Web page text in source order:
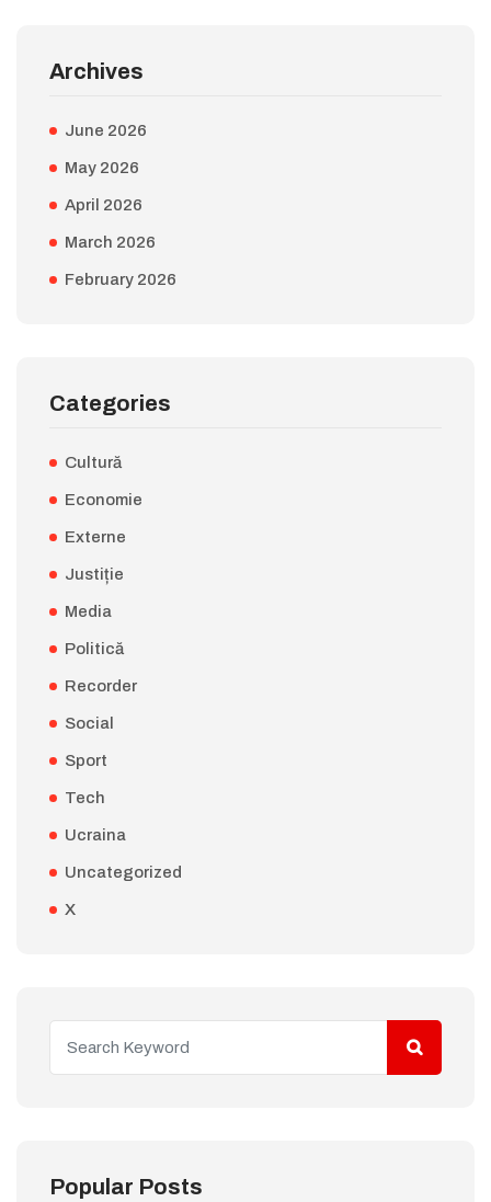
Archives
June 2026
May 2026
April 2026
March 2026
February 2026
Categories
Cultură
Economie
Externe
Justiție
Media
Politică
Recorder
Social
Sport
Tech
Ucraina
Uncategorized
X
Popular Posts